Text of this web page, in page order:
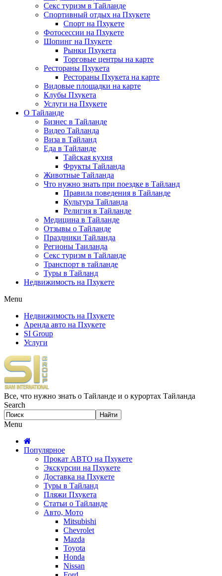
Секс туризм в Тайланде
Спортивный отдых на Пхукете
Спорт на Пхукете
Фотосессии на Пхукете
Шопинг на Пхукете
Рынки Пхукета
Торговые центры на карте
Рестораны Пхукета
Рестораны Пхукета на карте
Видовые площадки на карте
Клубы Пхукета
Услуги на Пхукете
О Тайланде
Бизнес в Тайланде
Видео Тайланда
Виза в Тайланд
Еда в Тайланде
Тайская кухня
Фрукты Тайланда
Животные Тайланда
Что нужно знать при поездке в Тайланд
Правила поведения в Тайланде
Культура Тайланда
Религия в Тайланде
Медицина в Тайланде
Отзывы о Тайланде
Праздники Тайланда
Регионы Таиланда
Секс туризм в Тайланде
Транспорт в тайланде
Туры в Тайланд
Недвижимость на Пхукете
Menu
Недвижимость на Пхукете
Аренда авто на Пхукете
SI Group
Услуги
Все, что нужно знать о Тайланде и о курортах Тайланда
Search
Menu
Популярное
Прокат АВТО на Пхукете
Экскурсии на Пхукете
Доставка на Пхукете
Туры в Тайланд
Пляжи Пхукета
Статьи о Тайланде
Авто, Мото
Mitsubishi
Chevrolet
Mazda
Toyota
Honda
Nissan